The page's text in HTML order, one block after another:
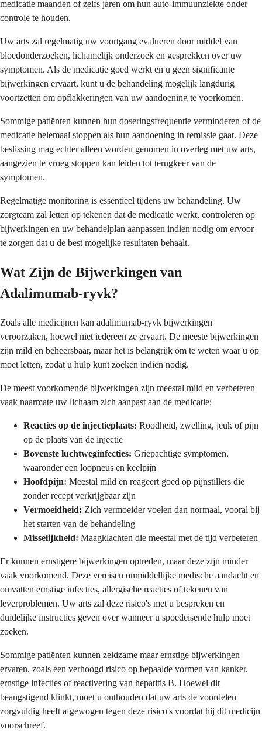
medicatie maanden of zelfs jaren om hun auto-immuunziekte onder
controle te houden.
Uw arts zal regelmatig uw voortgang evalueren door middel van
bloedonderzoeken, lichamelijk onderzoek en gesprekken over uw
symptomen. Als de medicatie goed werkt en u geen significante
bijwerkingen ervaart, kunt u de behandeling mogelijk langdurig
voortzetten om opflakkeringen van uw aandoening te voorkomen.
Sommige patiënten kunnen hun doseringsfrequentie verminderen of de
medicatie helemaal stoppen als hun aandoening in remissie gaat. Deze
beslissing mag echter alleen worden genomen in overleg met uw arts,
aangezien te vroeg stoppen kan leiden tot terugkeer van de
symptomen.
Regelmatige monitoring is essentieel tijdens uw behandeling. Uw
zorgteam zal letten op tekenen dat de medicatie werkt, controleren op
bijwerkingen en uw behandelplan aanpassen indien nodig om ervoor
te zorgen dat u de best mogelijke resultaten behaalt.
Wat Zijn de Bijwerkingen van
Adalimumab-ryvk?
Zoals alle medicijnen kan adalimumab-ryvk bijwerkingen
veroorzaken, hoewel niet iedereen ze ervaart. De meeste bijwerkingen
zijn mild en beheersbaar, maar het is belangrijk om te weten waar u op
moet letten, zodat u hulp kunt zoeken indien nodig.
De meest voorkomende bijwerkingen zijn meestal mild en verbeteren
vaak naarmate uw lichaam zich aanpast aan de medicatie:
Reacties op de injectieplaats: Roodheid, zwelling, jeuk of pijn
op de plaats van de injectie
Bovenste luchtweginfecties: Griepachtige symptomen,
waaronder een loopneus en keelpijn
Hoofdpijn: Meestal mild en reageert goed op pijnstillers die
zonder recept verkrijgbaar zijn
Vermoeidheid: Zich vermoeider voelen dan normaal, vooral bij
het starten van de behandeling
Misselijkheid: Maagklachten die meestal met de tijd verbeteren
Er kunnen ernstigere bijwerkingen optreden, maar deze zijn minder
vaak voorkomend. Deze vereisen onmiddellijke medische aandacht en
omvatten ernstige infecties, allergische reacties of tekenen van
leverproblemen. Uw arts zal deze risico's met u bespreken en
duidelijke instructies geven over wanneer u spoedeisende hulp moet
zoeken.
Sommige patiënten kunnen zeldzame maar ernstige bijwerkingen
ervaren, zoals een verhoogd risico op bepaalde vormen van kanker,
ernstige infecties of reactivering van hepatitis B. Hoewel dit
beangstigend klinkt, moet u onthouden dat uw arts de voordelen
zorgvuldig heeft afgewogen tegen deze risico's voordat hij dit medicijn
voorschreef.